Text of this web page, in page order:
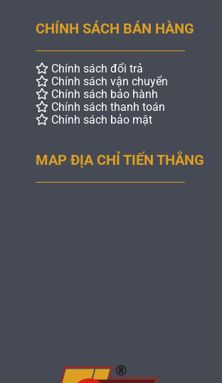
CHÍNH SÁCH BÁN HÀNG
Chính sách đổi trả
Chính sách vận chuyển
Chính sách bảo hành
Chính sách thanh toán
Chính sách bảo mật
MAP ĐỊA CHỈ TIẾN THẮNG